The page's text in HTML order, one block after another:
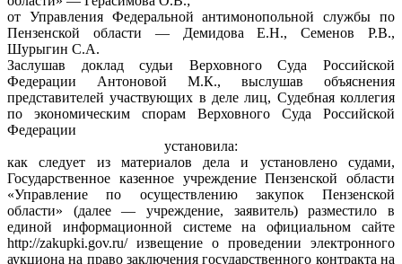
от Управления Федеральной антимонопольной службы по
Пензенской области — Демидова Е.Н., Семенов Р.В.,
Шурыгин С.А.
Заслушав доклад судьи Верховного Суда Российской
Федерации Антоновой М.К., выслушав объяснения
представителей участвующих в деле лиц, Судебная коллегия
по экономическим спорам Верховного Суда Российской
Федерации
установила:
как следует из материалов дела и установлено судами,
Государственное казенное учреждение Пензенской области
«Управление по осуществлению закупок Пензенской
области» (далее — учреждение, заявитель) разместило в
единой информационной системе на официальном сайте
http://zakupki.gov.ru/ извещение о проведении электронного
аукциона на право заключения государственного контракта на